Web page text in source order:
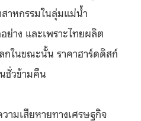
าหกรรมในลุ่มแม่น้ำ
ย่าง และเพราะไทยผลิต
กในขณะนั้น ราคาฮาร์ดดิสก์
ชั่วข้ามคืน
ามเสียหายทางเศรษฐกิจ